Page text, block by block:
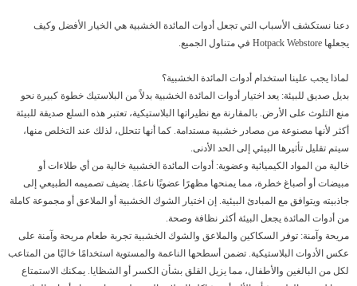
دعنا نستكشف الأسباب التي تجعل أدوات المائدة الخشبية هي الخيار الأفضل وكيف
يجعلها Hotpack Webstore في متناول الجميع.
لماذا يجب علينا استخدام أدوات المائدة الخشبية؟
بديل صديق للبيئة: يعد اختيار أدوات المائدة الخشبية بدلاً من البلاستيك خطوة كبيرة نحو
منع التلوث على الأرض. بالمقارنة مع نظيراتها البلاستيكية، تعتبر هذه السلع صديقة للبيئة
أكثر لأنها مصنوعة من مصادر خشبية مستدامة. كما أنها تتحلل، لذلك عند التخلص منها،
سيتم تقليل تأثيرها البيئي إلى الحد الأدنى.
خالية من المواد الكيميائية وعضوية: أدوات المائدة الخشبية خالية من أي طلاءات أو
مبيضات أو أصباغ خطرة، مما يمنحها مظهرًا عضويًا ناعمًا. يضيف تصميمه الطبيعي إلى
جاذبيته ويتوافق مع المبادئ البيئية. إن اختيار الشوك الخشبية أو الملاعق أو مجموعة كاملة
من أدوات المائدة يجعل البيئة أكثر نظافة وصحة.
مريحة وآمنة: توفر السكاكين والملاعق والشوك الخشبية تجربة طعام مريحة وآمنة على
عكس الأدوات البلاستيكية. تضمن أسطحها الناعمة والمستوية استخدامًا خاليًا من المتاعب
لكل من البالغين والأطفال، مما يزيل القلق بشأن الكسر أو الشظايا. يمكنك الاستمتاع